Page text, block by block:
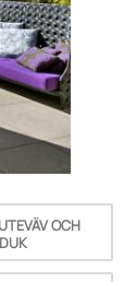
OCH